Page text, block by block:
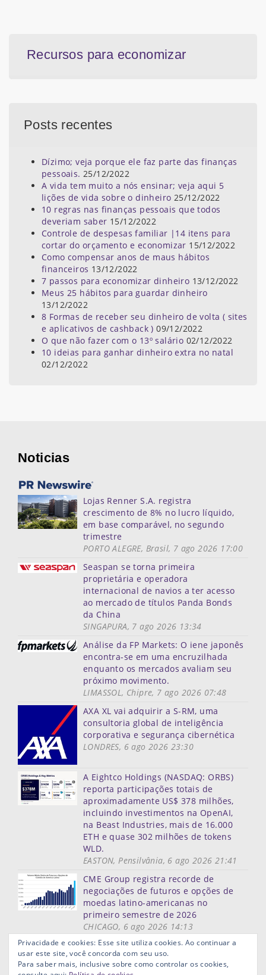
Recursos para economizar
Posts recentes
Dízimo; veja porque ele faz parte das finanças
pessoais. 25/12/2022
A vida tem muito a nós ensinar; veja aqui 5
lições de vida sobre o dinheiro 25/12/2022
10 regras nas finanças pessoais que todos
deveriam saber 15/12/2022
Controle de despesas familiar |14 itens para
cortar do orçamento e economizar 15/12/2022
Como compensar anos de maus hábitos
financeiros 13/12/2022
7 passos para economizar dinheiro 13/12/2022
Meus 25 hábitos para guardar dinheiro
13/12/2022
8 Formas de receber seu dinheiro de volta ( sites
e aplicativos de cashback ) 09/12/2022
O que não fazer com o 13º salário 02/12/2022
10 ideias para ganhar dinheiro extra no natal
02/12/2022
Noticias
Lojas Renner S.A. registra
crescimento de 8% no lucro líquido,
em base comparável, no segundo
trimestre
PORTO ALEGRE, Brasil, 7 ago 2026 17:00
Seaspan se torna primeira
proprietária e operadora
internacional de navios a ter acesso
ao mercado de títulos Panda Bonds
da China
SINGAPURA, 7 ago 2026 13:34
Análise da FP Markets: O iene japonês
encontra-se em uma encruzilhada
enquanto os mercados avaliam seu
próximo movimento.
LIMASSOL, Chipre, 7 ago 2026 07:48
AXA XL vai adquirir a S-RM, uma
consultoria global de inteligência
corporativa e segurança cibernética
LONDRES, 6 ago 2026 23:30
A Eightco Holdings (NASDAQ: ORBS)
reporta participações totais de
aproximadamente US$ 378 milhões,
incluindo investimentos na OpenAI,
na Beast Industries, mais de 16.000
ETH e quase 302 milhões de tokens
WLD.
EASTON, Pensilvânia, 6 ago 2026 21:41
CME Group registra recorde de
negociações de futuros e opções de
moedas latino-americanas no
primeiro semestre de 2026
CHICAGO, 6 ago 2026 14:13
Mais notícias
Mapa do site Termos de usoPrivacidadeLinks ùteis
Privacidade e cookies: Esse site utiliza cookies. Ao continuar a
usar este site, você concorda com seu uso.
Para saber mais, inclusive sobre como controlar os cookies,